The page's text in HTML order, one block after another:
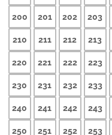
200 201 202 203
210 211 212 213
220 221 222 223
230 231 232 233
240 241 242 243
250 251 252 253